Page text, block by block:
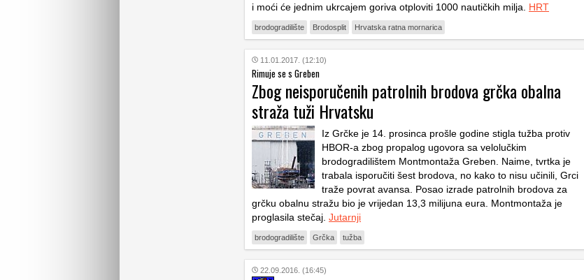
i moći će jednim ukrcajem goriva otploviti 1000 nautičkih milja. HRT
brodogradilište Brodosplit Hrvatska ratna mornarica
11.01.2017. (12:10)
Rimuje se s Greben
Zbog neisporučenih patrolnih brodova grčka obalna
straža tuži Hrvatsku
Iz Grčke je 14. prosinca prošle godine stigla tužba protiv
HBOR-a zbog propalog ugovora sa velolučkim
brodogradilištem Montmontaža Greben. Naime, tvrtka je
trabala isporučiti šest brodova, no kako to nisu učinili, Grci
traže povrat avansa. Posao izrade patrolnih brodova za
grčku obalnu stražu bio je vrijedan 13,3 milijuna eura. Montmontaža je
proglasila stečaj. Jutarnji
brodogradilište Grčka tužba
22.09.2016. (16:45)